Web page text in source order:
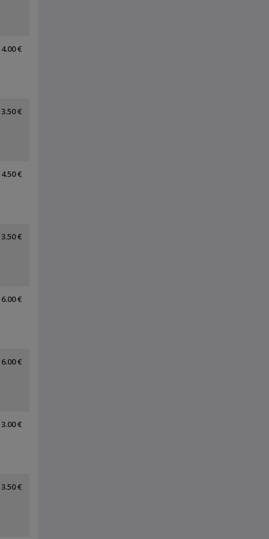
4.00 €
3.50 €
4.50 €
3.50 €
6.00 €
6.00 €
3.00 €
3.50 €